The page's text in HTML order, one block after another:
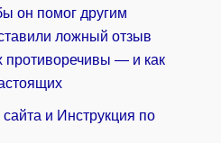
он помог другим
ложный отзыв
противоречивы — и как
и Инструкция по